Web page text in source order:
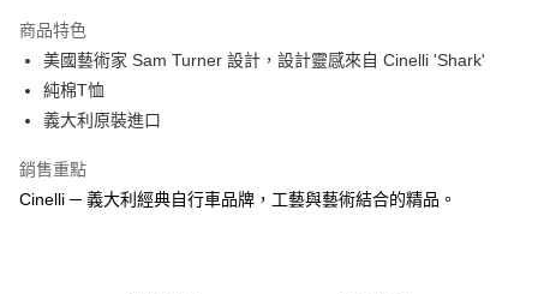
Apple Pay
街口支付
Google Pay
商品特色
美國藝術家 Sam Turner 設計，設計靈感來自 Cinelli 'Shark'
純棉T恤
義大利原裝進口
銷售重點
Cinelli ─ 義大利經典自行車品牌，工藝與藝術結合的精品。